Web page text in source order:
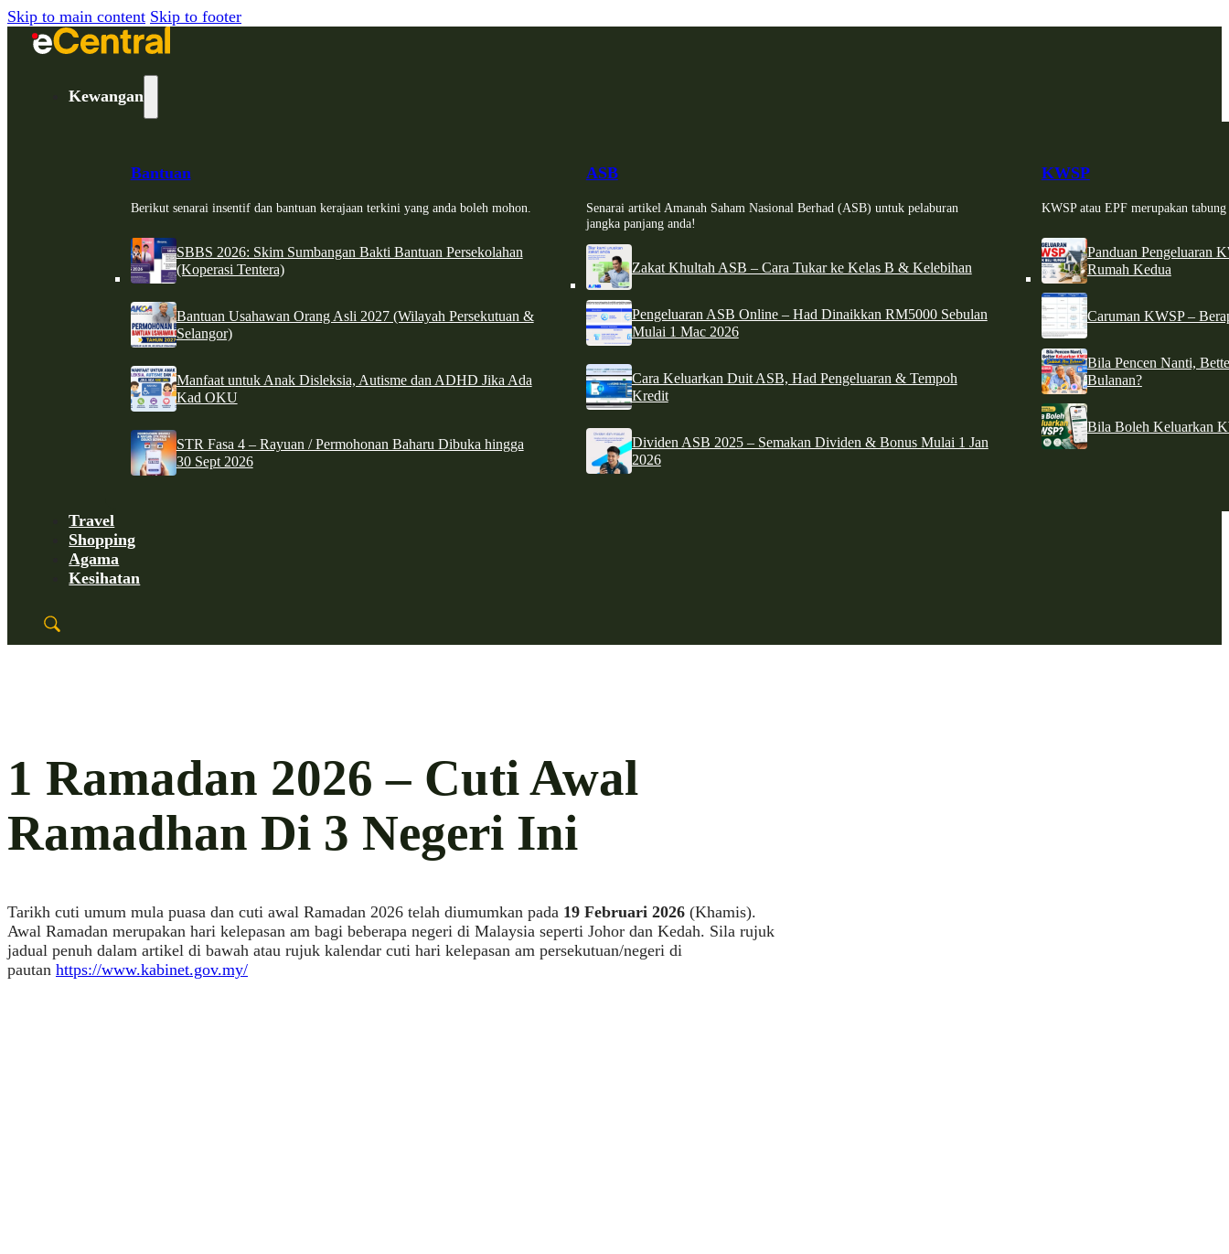
Skip to main content Skip to footer
Kewangan
Bantuan
Berikut senarai insentif dan bantuan kerajaan terkini yang anda boleh mohon.
SBBS 2026: Skim Sumbangan Bakti Bantuan Persekolahan
(Koperasi Tentera)
Bantuan Usahawan Orang Asli 2027 (Wilayah Persekutuan &
Selangor)
Manfaat untuk Anak Disleksia, Autisme dan ADHD Jika Ada
Kad OKU
STR Fasa 4 – Rayuan / Permohonan Baharu Dibuka hingga
30 Sept 2026
ASB
Senarai artikel Amanah Saham Nasional Berhad (ASB) untuk pelaburan
jangka panjang anda!
Zakat Khultah ASB – Cara Tukar ke Kelas B & Kelebihan
Pengeluaran ASB Online – Had Dinaikkan RM5000 Sebulan
Mulai 1 Mac 2026
Cara Keluarkan Duit ASB, Had Pengeluaran & Tempoh
Kredit
Dividen ASB 2025 – Semakan Dividen & Bonus Mulai 1 Jan
2026
KWSP
KWSP atau EPF merupakan
Panduan Pengeluaran
Rumah Kedua
Caruman KWSP –
Bila Pencen Nanti,
Bulanan?
Bila Boleh Keluarkan
Travel
Shopping
Agama
Kesihatan
1 Ramadan 2026 – Cuti Awal
Ramadhan Di 3 Negeri Ini
Tarikh cuti umum mula puasa dan cuti awal Ramadan 2026 telah diumumkan pada 19 Februari 2026 (Khamis).
Awal Ramadan merupakan hari kelepasan am bagi beberapa negeri di Malaysia seperti Johor dan Kedah. Sila rujuk
jadual penuh dalam artikel di bawah atau rujuk kalendar cuti hari kelepasan am persekutuan/negeri di
pautan https://www.kabinet.gov.my/